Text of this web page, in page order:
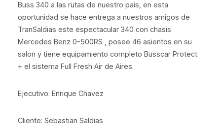
Buss 340 a las rutas de nuestro pais, en esta
oportunidad se hace entrega a nuestros amigos de
TranSaldias este espectacular 340 con chasis
Mercedes Benz 0-500RS , posee 46 asientos en su
salon y tiene equipamiento completo Busscar Protect
+ el sistema Full Fresh Air de Aires.
Ejecutivo: Enrique Chavez
Cliente: Sebastian Saldias